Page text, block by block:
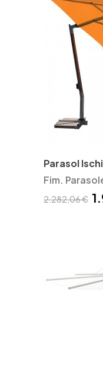
Parasol
Fim.
2.282,06 €